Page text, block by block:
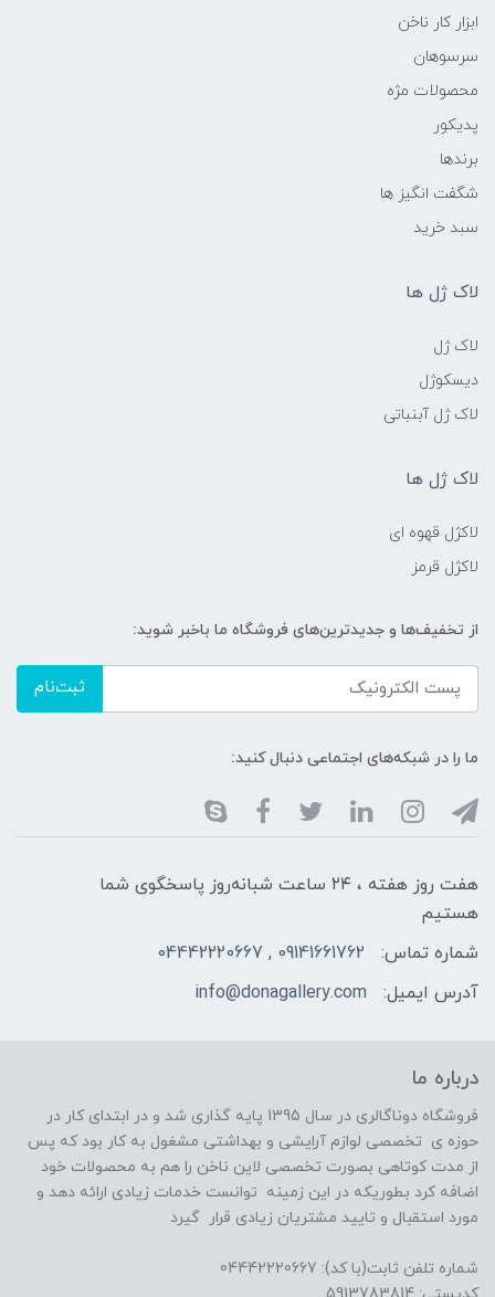
ابزار کار ناخن
سرسوهان
محصولات مژه
پدیکور
برندها
شگفت انگیز ها
سبد خرید
لاک ژل ها
لاک ژل
دیسکوژل
لاک ژل آبنباتی
لاک ژل ها
لاکژل قهوه ای
لاکژل قرمز
از تخفیف‌ها و جدیدترین‌های فروشگاه ما باخبر شوید:
ثبت‌نام
ما را در شبکه‌های اجتماعی دنبال کنید:
هفت روز هفته ، ۲۴ ساعت شبانه‌روز پاسخگوی شما
هستیم
شماره تماس:
09141661762 , 04442220667
آدرس ایمیل:
info@donagallery.com
درباره ما
فروشگاه دوناگالری در سال 1395 پایه گذاری شد و در ابتدای کار در
حوزه ی تخصصی لوازم آرایشی و بهداشتی مشغول به کار بود که پس
از مدت کوتاهی بصورت تخصصی لاین ناخن را هم به محصولات خود
اضافه کرد بطوریکه در این زمینه توانست خدمات زیادی ارائه دهد و
مورد استقبال و تایید مشتریان زیادی قرار گیرد
شماره تلفن ثابت(با کد): 04442220667